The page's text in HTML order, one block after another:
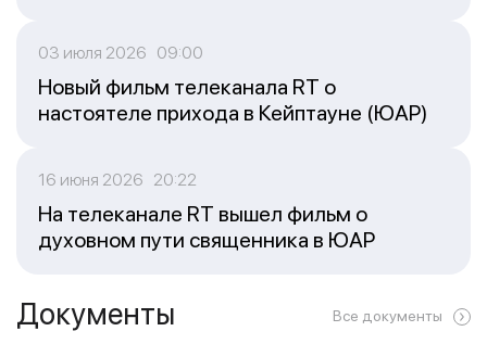
03 июля 2026 09:00
Новый фильм телеканала RT о
настоятеле прихода в Кейптауне (ЮАР)
16 июня 2026 20:22
На телеканале RT вышел фильм о
духовном пути священника в ЮАР
Документы Все документы